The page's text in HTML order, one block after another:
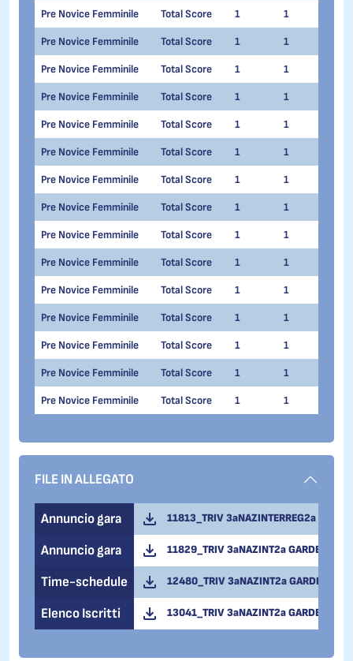
Pre Novice Femminile Total Score 1 1
Pre Novice Femminile Total Score 1 1
Pre Novice Femminile Total Score 1 1
Pre Novice Femminile Total Score 1 1
Pre Novice Femminile Total Score 1 1
Pre Novice Femminile Total Score 1 1
Pre Novice Femminile Total Score 1 1
Pre Novice Femminile Total Score 1 1
Pre Novice Femminile Total Score 1 1
Pre Novice Femminile Total Score 1 1
Pre Novice Femminile Total Score 1 1
Pre Novice Femminile Total Score 1 1
Pre Novice Femminile Total Score 1 1
Pre Novice Femminile Total Score 1 1
Pre Novice Femminile Total Score 1 1
FILE IN ALLEGATO
Annuncio gara 11813_TRIV 3aNAZINTERREG2a
Annuncio gara 11829_TRIV 3aNAZINT2a GARDENA -
Time-schedule 12480_TRIV 3aNAZINT2a GARDENA -
Elenco Iscritti 13041_TRIV 3aNAZINT2a GARDENA -